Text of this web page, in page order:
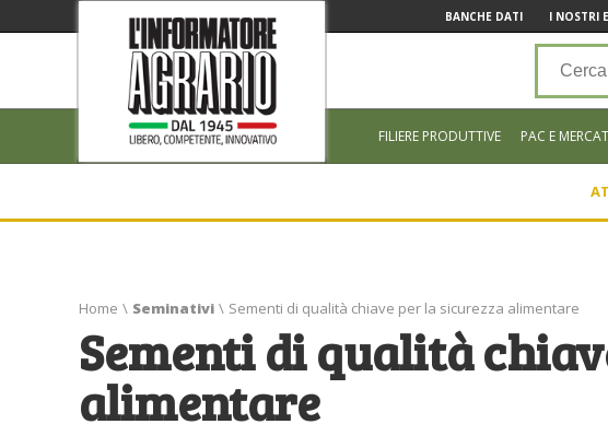
BANCHE DATI I NOSTRI
FILIERE PRODUTTIVE PAC E
Home \ Seminativi \ Sementi di qualità chiave per la sicurezza alimentare
Sementi di qualità
alimentare